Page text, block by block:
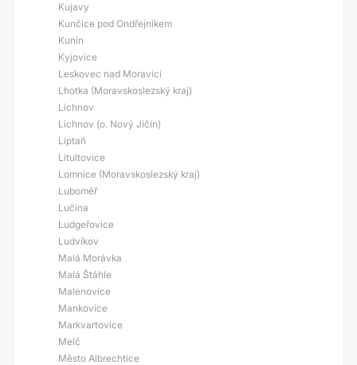
Kujavy
Kunčice pod Ondřejníkem
Kunín
Kyjovice
Leskovec nad Moravicí
Lhotka (Moravskoslezský kraj)
Lichnov
Lichnov (o. Nový Jičín)
Liptaň
Litultovice
Lomnice (Moravskoslezský kraj)
Luboměř
Lučina
Ludgeřovice
Ludvíkov
Malá Morávka
Malá Štáhle
Malenovice
Mankovice
Markvartovice
Melč
Město Albrechtice